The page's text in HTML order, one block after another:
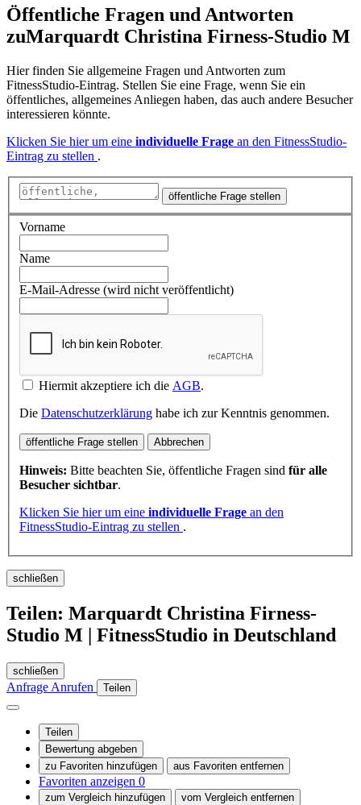
Öffentliche Fragen und Antworten
zuMarquardt Christina Firness-Studio M
Hier finden Sie allgemeine Fragen und Antworten zum
FitnessStudio-Eintrag. Stellen Sie eine Frage, wenn Sie ein
öffentliches, allgemeines Anliegen haben, das auch andere Besucher
interessieren könnte.
Klicken Sie hier um eine individuelle Frage an den FitnessStudio-
Eintrag zu stellen .
öffentliche Frage stellen
Vorname
Name
E-Mail-Adresse (wird nicht veröffentlicht)
Hiermit akzeptiere ich die AGB.
Die Datenschutzerklärung habe ich zur Kenntnis genommen.
öffentliche Frage stellen Abbrechen
Hinweis: Bitte beachten Sie, öffentliche Fragen sind für alle
Besucher sichtbar.
Klicken Sie hier um eine individuelle Frage an den
FitnessStudio-Eintrag zu stellen .
schließen
Teilen: Marquardt Christina Firness-
Studio M | FitnessStudio in Deutschland
schließen
Anfrage Anrufen Teilen
Teilen
Bewertung abgeben
zu Favoriten hinzufügen
aus Favoriten entfernen
Favoriten anzeigen 0
zum Vergleich hinzufügen vom Vergleich entfernen